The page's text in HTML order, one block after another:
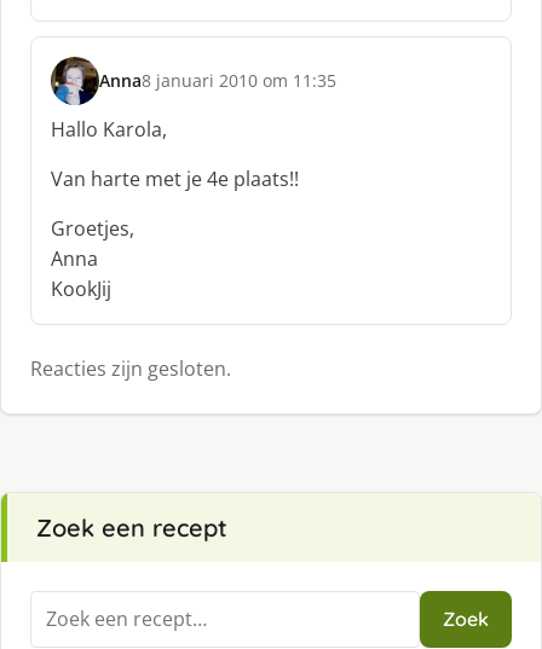
Anna
s
c
h
r
e
:
8 januari 2010 om 11:35
Hallo Karola,
Van harte met je 4e plaats!!
Groetjes,
Anna
KookJij
Reacties zijn gesloten.
Zoek een recept
Zoeken
naar:
Zoek